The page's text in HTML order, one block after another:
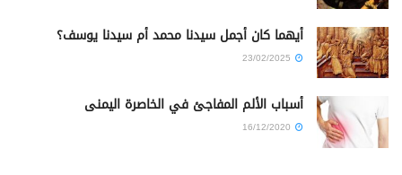
أيهما كان أجمل سيدنا محمد أم سيدنا يوسف؟
أسباب الألم المفاجئ في الخاصرة اليمنى